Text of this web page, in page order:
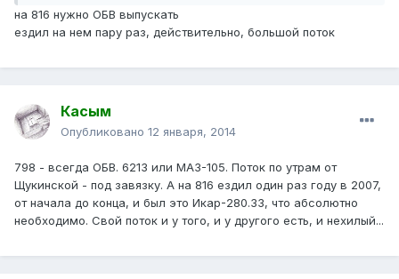
на 816 нужно ОБВ выпускать
ездил на нем пару раз, действительно, большой поток
Касым
Опубликовано 12 января, 2014
798 - всегда ОБВ. 6213 или МАЗ-105. Поток по утрам от
Щукинской - под завязку. А на 816 ездил один раз году в 2007,
от начала до конца, и был это Икар-280.33, что абсолютно
необходимо. Свой поток и у того, и у другого есть, и нехилый...